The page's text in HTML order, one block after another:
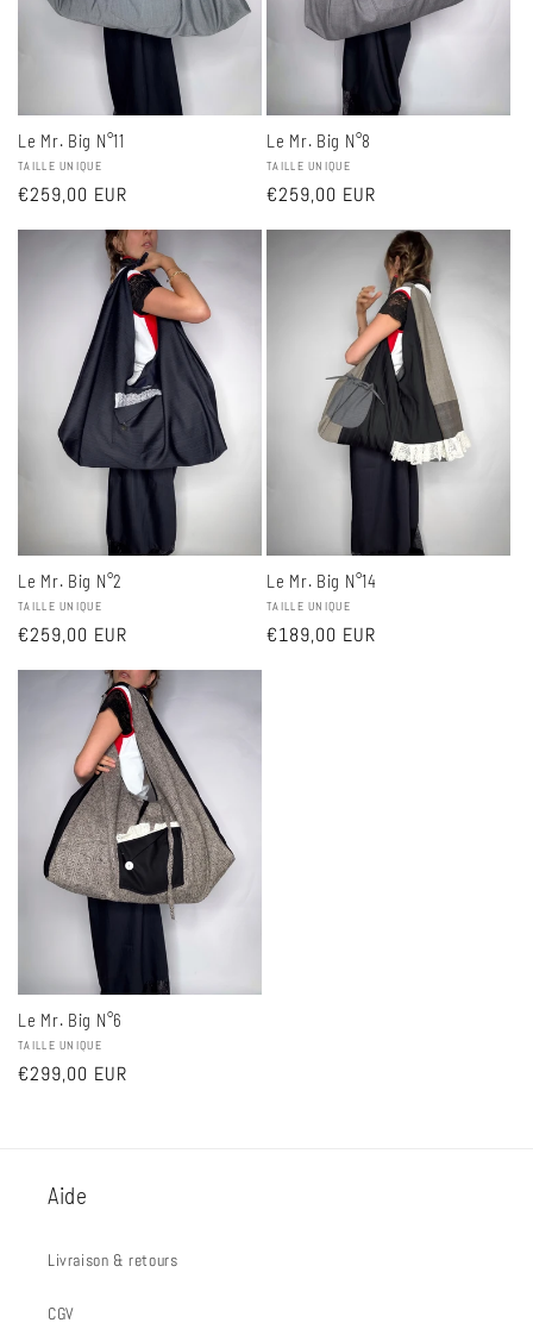
Le Mr. Big N°11
Fournisseur :
TAILLE UNIQUE
Prix
habituel
€259,00 EUR
Le Mr. Big N°8
Fournisseur :
TAILLE UNIQUE
Prix
habituel
€259,00 EUR
Le Mr. Big N°2
Fournisseur :
TAILLE UNIQUE
Prix
€259,00 EUR
Le Mr. Big N°14
Fournisseur :
TAILLE UNIQUE
Prix
€189,00 EUR
Le Mr. Big N°6
Fournisseur :
TAILLE UNIQUE
Prix
€299,00 EUR
Aide
Livraison & retours
CGV